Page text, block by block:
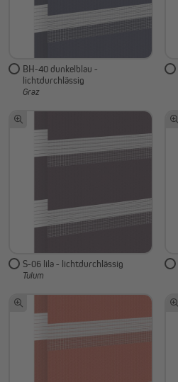
BH-40 dunkelblau -
lichtdurchlässig
Graz
S-06 lila - lichtdurchlässig
Tulum